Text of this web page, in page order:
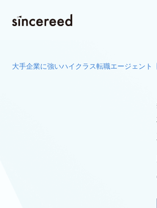
大手企業に強いハイクラス転職エージェント